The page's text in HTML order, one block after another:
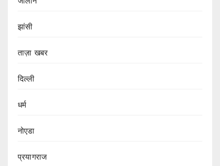
झांसी
ताज़ा खबर
दिल्ली
धर्म
नोएडा
प्रयागराज